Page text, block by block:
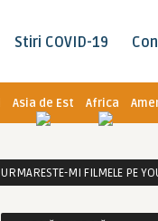
Stiri COVID-19
Asia de Est Africa
URMARESTE-MI FILMELE PE